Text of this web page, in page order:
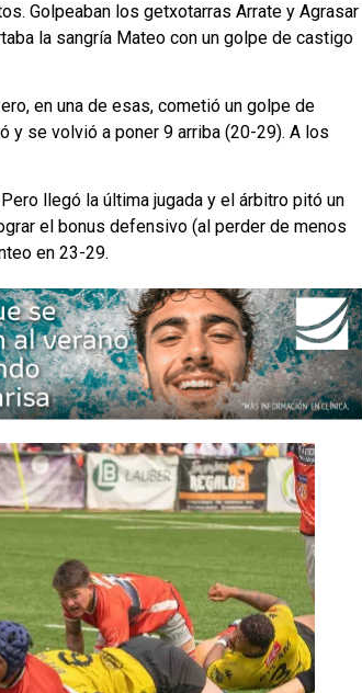
Golpeaban los getxotarras Arrate y Agrasar
la sangría Mateo con un golpe de castigo
en una de esas, cometió un golpe de
y se volvió a poner 9 arriba (20-29). A los
llegó la última jugada y el árbitro pitó un
el bonus defensivo (al perder de menos
en 23-29.